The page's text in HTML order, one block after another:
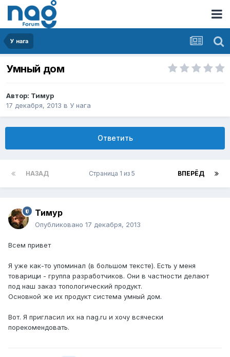
У нага
Умный дом
Автор: Тимур
17 декабря, 2013 в У нага
Ответить
НАЗАД ВПЕРЁД
Страница 1 из 5
Тимур
Опубликовано 17 декабря, 2013
Всем привет
Я уже как-то упоминал (в большом тексте). Есть у меня
товарищи - группа разработчиков. Они в частности делают
под наш заказ топологический продукт.
Основной же их продукт система умный дом.
Вот. Я пригласил их на nag.ru и хочу всячески
порекомендовать.